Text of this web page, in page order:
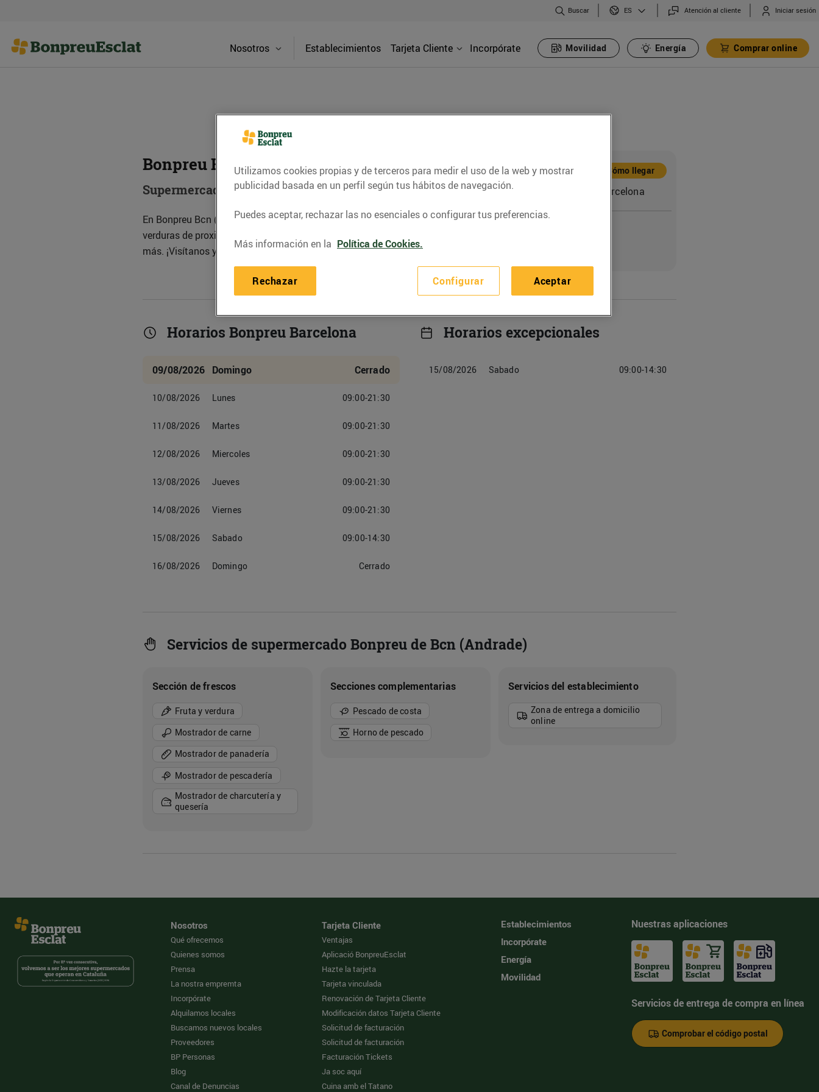
Buscar ES Atención al cliente Iniciar sesión
Nosotros Establecimientos Tarjeta Cliente Incorpórate Movilidad Energía Comprar online
Bonpreu Bcn (Andrade)
Supermercado
En Bonpreu Bcn (Andrade) encontrarás todo lo que necesitas: frutas y
verduras de proximidad, carnicería, charcutería a tu gusto, y mucho
más. ¡Visítanos y descubre nuestros productos locales!
Dirección Cómo llegar
C. Andrade, 58 (08018) Barcelona
Horarios Bonpreu Barcelona
09/08/2026 Domingo Cerrado
10/08/2026 Lunes 09:00-21:30
11/08/2026 Martes 09:00-21:30
12/08/2026 Miercoles 09:00-21:30
13/08/2026 Jueves 09:00-21:30
14/08/2026 Viernes 09:00-21:30
15/08/2026 Sabado 09:00-14:30
16/08/2026 Domingo Cerrado
Horarios excepcionales
15/08/2026 Sabado 09:00-14:30
Servicios de supermercado Bonpreu de Bcn (Andrade)
Sección de frescos
Fruta y verdura
Mostrador de carne
Mostrador de panadería
Mostrador de pescadería
Mostrador de charcutería y
quesería
Secciones complementarias
Pescado de costa
Horno de pescado
Servicios del establecimiento
Zona de entrega a domicilio
online
Nosotros
Qué ofrecemos
Quienes somos
Prensa
La nostra empremta
Incorpórate
Alquilamos locales
Buscamos nuevos locales
Proveedores
BP Personas
Blog
Canal de Denuncias
Tarjeta Cliente
Ventajas
Aplicació BonpreuEsclat
Hazte la tarjeta
Tarjeta vinculada
Renovación de Tarjeta Cliente
Modificación datos Tarjeta Cliente
Solicitud de facturación
Solicitud de facturación
Facturación Tickets
Ja soc aquí
Cuina amb el Tatano
Establecimientos
Incorpórate
Energía
Movilidad
Nuestras aplicaciones
Servicios de entrega de compra en línea
Comprobar el código postal
Utilizamos cookies propias y de terceros para medir el uso de la web y mostrar
publicidad basada en un perfil según tus hábitos de navegación.
Puedes aceptar, rechazar las no esenciales o configurar tus preferencias.
Más información en la Política de Cookies.
Configurar
Rechazar Aceptar